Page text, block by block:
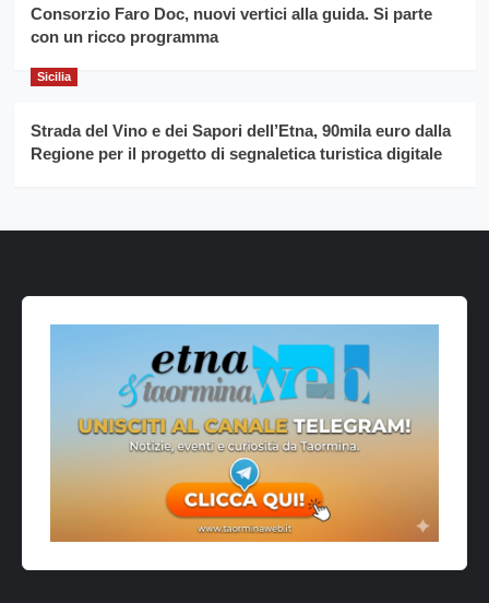
Consorzio Faro Doc, nuovi vertici alla guida. Si parte
con un ricco programma
Sicilia
Strada del Vino e dei Sapori dell’Etna, 90mila euro dalla
Regione per il progetto di segnaletica turistica digitale